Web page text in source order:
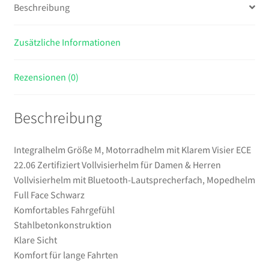
Vollvisierhelm
Damen
Herren
Bluetooth-
Mopedhelm
Full
Face
Schwarz
Menge
Beschreibung
Zusätzliche Informationen
Rezensionen (0)
Beschreibung
Integralhelm Größe M, Motorradhelm mit Klarem Visier ECE
22.06 Zertifiziert Vollvisierhelm für Damen & Herren
Vollvisierhelm mit Bluetooth-Lautsprecherfach, Mopedhelm
Full Face Schwarz
Komfortables Fahrgefühl
Stahlbetonkonstruktion
Klare Sicht
Komfort für lange Fahrten